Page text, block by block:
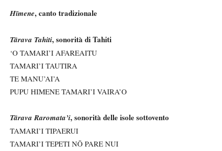
Hīmene, canto tradizionale
Tārava Tahiti, sonorità di Tahiti
‘O TAMARI’I AFAREAITU
TAMARI’I TAUTIRA
TE MANU’AI’A
PUPU HIMENE TAMARI’I VAIRA’O
Tārava Raromata’i, sonorità delle isole sottovento
TAMARI’I TIPAERUI
TAMARI’I TEPETI NŌ PARE NUI